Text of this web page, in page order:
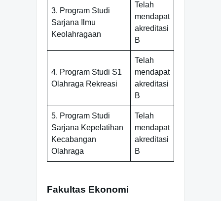
3. Program Studi
Sarjana Ilmu
Keolahragaan
Telah
mendapat
akreditasi
B
4. Program Studi S1
Olahraga Rekreasi
Telah
mendapat
akreditasi
B
5. Program Studi
Sarjana Kepelatihan
Kecabangan
Olahraga
Telah
mendapat
akreditasi
B
Fakultas Ekonomi